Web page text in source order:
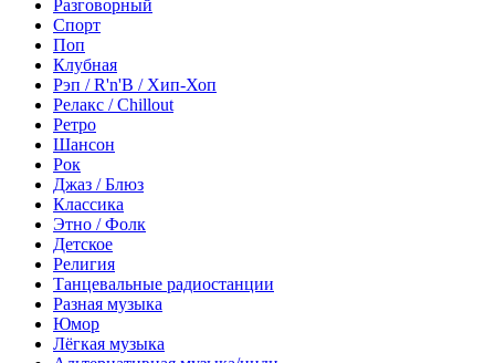
Разговорный
Спорт
Поп
Клубная
Рэп / R'n'B / Хип-Хоп
Релакс / Chillout
Ретро
Шансон
Рок
Джаз / Блюз
Классика
Этно / Фолк
Детское
Религия
Танцевальные радиостанции
Разная музыка
Юмор
Лёгкая музыка